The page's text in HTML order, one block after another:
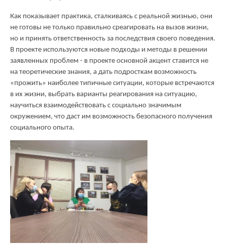
Как показывает практика, сталкиваясь с реальной жизнью, они
не готовы не только правильно среагировать на вызов жизни,
но и принять ответственность за последствия своего поведения.
В проекте используются новые подходы и методы в решении
заявленных проблем - в проекте основной акцент ставится не
на теоретические знания, а дать подросткам возможность
«прожить» наиболее типичные ситуации, которые встречаются
в их жизни, выбрать варианты реагирования на ситуацию,
научиться взаимодействовать с социально значимым
окружением, что даст им возможность безопасного получения
социального опыта.